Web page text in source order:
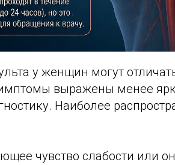
у женщин могут
выражены менее
Наиболее
чувство слабости или